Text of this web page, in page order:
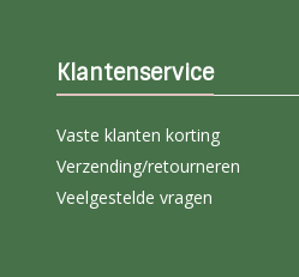
Klantenservice
Vaste klanten korting
Verzending/retourneren
Veelgestelde vragen